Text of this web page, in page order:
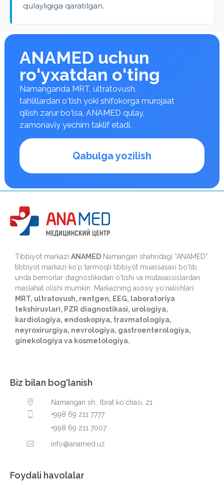
qulayligiga qaratilgan.
ANAMED uchun
ro‘yxatdan o‘ting
Namanganda MRT, ultratovush,
tahlillardan o‘tish yoki shifokorga murojaat
qilish zarur bo‘lsa, ANAMED qulay,
zamonaviy yechim taklif etadi.
Qabulga yozilish
Tibbiyot markazi ANAMED Namangan shahridagi “ANAMED”
tibbiyot markazi ko‘p tarmoqli tibbiyot muassasasi bo‘lib,
unda bemorlar diagnostikadan o‘tishi va mutaxassislardan
maslahat olishi mumkin. Markazning asosiy yo‘nalishlari:
MRT, ultratovush, rentgen, EEG, laboratoriya
tekshiruvlari, PZR diagnostikasi, urologiya,
kardiologiya, endoskopiya, travmatologiya,
neyroxirurgiya, nevrologiya, gastroenterologiya,
ginekologiya va kosmetologiya.
Biz bilan bog‘lanish
Namangan sh., Ibrat ko‘chasi, 21
+998 69 211 7777
+998 69 211 7007
info@anamed.uz
Foydali havolalar